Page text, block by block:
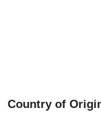
Country of